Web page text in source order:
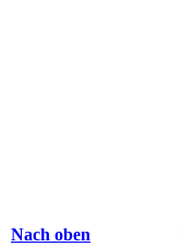
Nach oben